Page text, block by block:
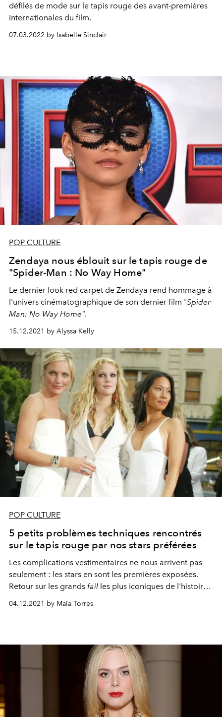
défilés de mode sur le tapis rouge des avant-premières
internationales du film.
07.03.2022 by Isabelle Sinclair
POP CULTURE
Zendaya nous éblouit sur le tapis rouge de
"Spider-Man : No Way Home"
Le dernier look red carpet de Zendaya rend hommage à
l'univers cinématographique de son dernier film "Spider-
Man: No Way Home".
15.12.2021 by Alyssa Kelly
POP CULTURE
5 petits problèmes techniques rencontrés
sur le tapis rouge par nos stars préférées
Les complications vestimentaires ne nous arrivent pas
seulement : les stars en sont les premières exposées.
Retour sur les grands fail les plus iconiques de l'histoire
04.12.2021 by Maia Torres